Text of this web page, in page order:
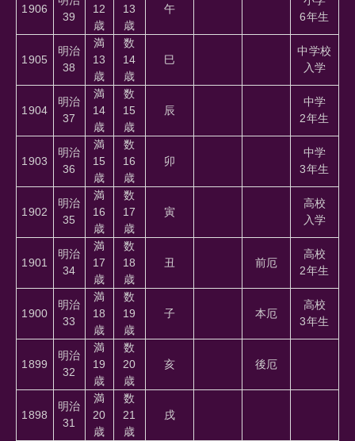
1906
39
12
歳
13
歳
午
6年生
1905
明治
38
満
13
歳
数
14
歳
巳
中学校
入学
1904
明治
37
満
14
歳
数
15
歳
辰
中学
2年生
1903
明治
36
満
15
歳
数
16
歳
卯
中学
3年生
1902
明治
35
満
16
歳
数
17
歳
寅
高校
入学
1901
明治
34
満
17
歳
数
18
歳
丑 前厄
高校
2年生
1900
明治
33
満
18
歳
数
19
歳
子 本厄
高校
3年生
1899
明治
32
満
19
歳
数
20
歳
亥 後厄
1898
明治
31
満
20
歳
数
21
歳
戌